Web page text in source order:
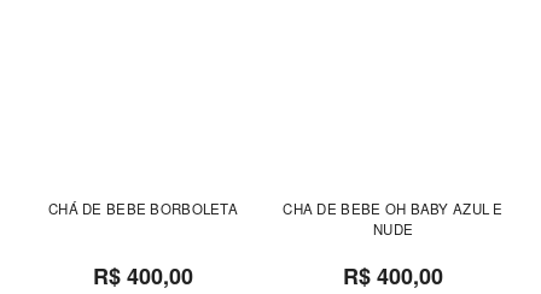
CHÁ DE BEBE BORBOLETA
R$ 400,00
CHA DE BEBE OH BABY AZUL E
NUDE
R$ 400,00